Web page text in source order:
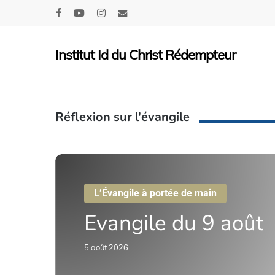
Hit enter to search or ESC to close
Institut Id du Christ Rédempteur
Réflexion sur l'évangile
Evangile
L’Évangile à portée de main
Evangile du 9 août
5 août 2026